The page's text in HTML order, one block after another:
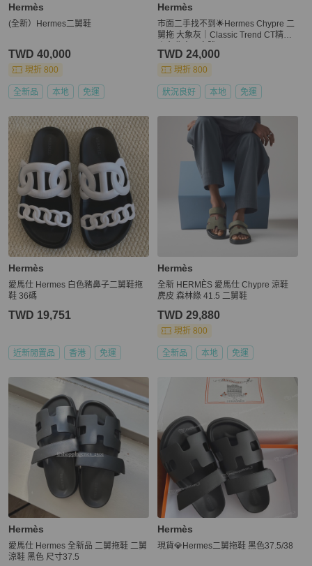
Hermès
(全新）Hermes二舅鞋
TWD 40,000
現折 800
全新品 本地 免運
Hermès
市面二手找不到🌟Hermes Chypre 二
舅拖 大象灰｜Classic Trend CT精品
TWD 24,000
現折 800
狀況良好 本地 免運
Hermès
愛馬仕 Hermes 白色豬鼻子二舅鞋拖
鞋 36碼
TWD 19,751
近新閒置品 香港 免運
Hermès
全新 HERMÈS 愛馬仕 Chypre 涼鞋
麂皮 森林綠 41.5 二舅鞋
TWD 29,880
現折 800
全新品 本地 免運
Hermès
愛馬仕 Hermes 全新品 二舅拖鞋 二舅
涼鞋 黑色 尺寸37.5
Hermès
現貨💎Hermes二舅拖鞋 黑色37.5/38